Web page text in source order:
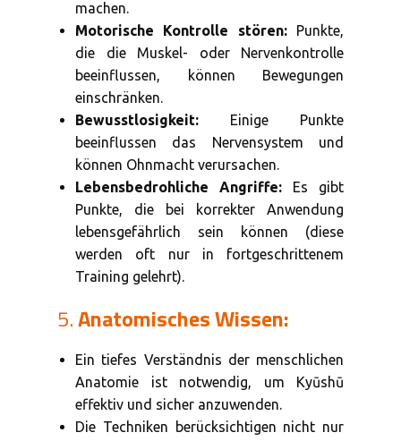
machen.
Motorische Kontrolle stören:Punkte,
die die Muskel- oder Nervenkontrolle
beeinflussen, können Bewegungen
einschränken.
Bewusstlosigkeit: Einige Punkte
beeinflussen das Nervensystem und
können Ohnmacht verursachen.
Lebensbedrohliche Angriffe: Es gibt
Punkte, die bei korrekter Anwendung
lebensgefährlich sein können (diese
werden oft nur in fortgeschrittenem
Training gelehrt).
5.Anatomisches Wissen:
Ein tiefes Verständnis der menschlichen
Anatomie ist notwendig, um Kyūshū
effektiv und sicher anzuwenden.
Die Techniken berücksichtigen nicht nur